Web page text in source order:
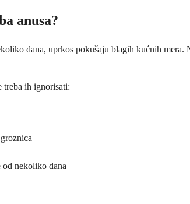
anusa?
dana, uprkos pokušaju blagih kućnih
treba ih ignorisati:
od nekoliko dana